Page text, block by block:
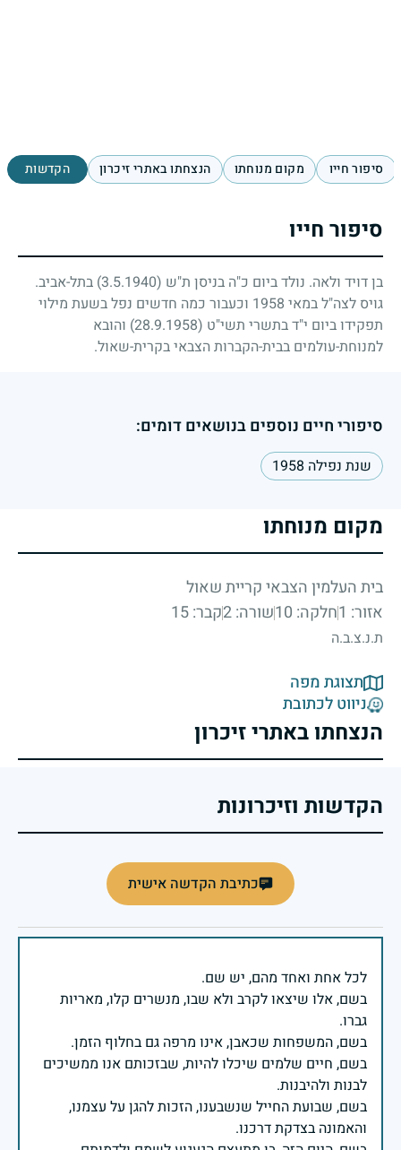
סיפור חייו מקום מנוחתו הנצחתו באתרי זיכרון הקדשות
סיפור חייו
בן דויד ולאה. נולד ביום כ"ה בניסן ת"ש (3.5.1940)
בתל-אביב.
גויס לצה"ל במאי 1958 וכעבור כמה חדשים נפל בשעת מילוי
תפקידו ביום י"ד בתשרי תשי"ט (28.9.1958)
והובא
למנוחת-עולמים בבית-הקברות הצבאי בקרית-שאול.
סיפורי חיים נוספים בנושאים דומים:
שנת נפילה 1958
מקום מנוחתו
בית העלמין הצבאי קריית שאול
אזור: 1
חלקה: 10 שורה: 2 קבר: 15
ת.נ.צ.ב.ה
תצוגת מפה
ניווט לכתובת
הנצחתו באתרי זיכרון
הקדשות וזיכרונות
כתיבת הקדשה אישית
בשם, אלו שיצאו לקרב ולא שבו, מנשרים קלו, מאריות
בשם, חיים שלמים שיכלו להיות, שבזכותם אנו ממשיכים
בשם, שבועת החייל שנשבענו, הזכות להגן על עצמנו,